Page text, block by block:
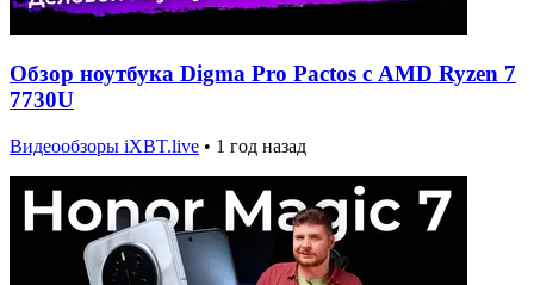
Обзор ноутбука Digma Pro Pactos с AMD Ryzen 7
7730U
Видеообзоры iXBT.live • 1 год назад